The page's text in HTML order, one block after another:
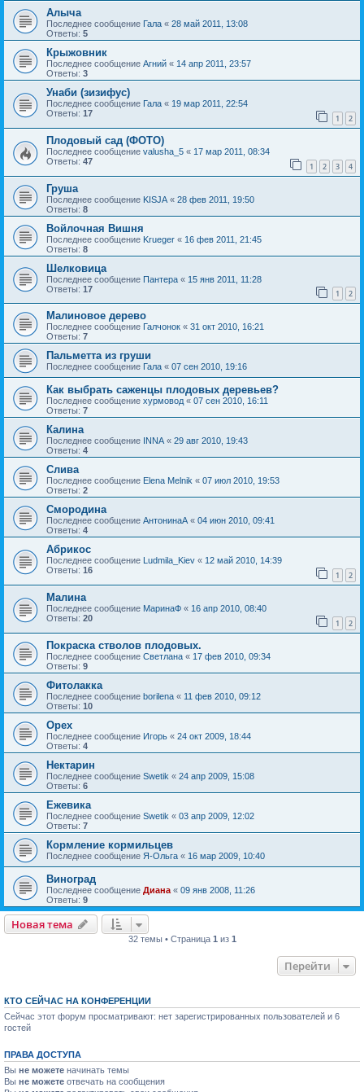
Алыча
Последнее сообщение Гала « 28 май 2011, 13:08
Ответы: 5
Крыжовник
Последнее сообщение Агний « 14 апр 2011, 23:57
Ответы: 3
Унаби (зизифус)
Последнее сообщение Гала « 19 мар 2011, 22:54
Ответы: 17 1 2
Плодовый сад (ФОТО)
Последнее сообщение valusha_5 « 17 мар 2011, 08:34
Ответы: 47 1 2 3 4
Груша
Последнее сообщение KISJA « 28 фев 2011, 19:50
Ответы: 8
Войлочная Вишня
Последнее сообщение Krueger « 16 фев 2011, 21:45
Ответы: 8
Шелковица
Последнее сообщение Пантера « 15 янв 2011, 11:28
Ответы: 17 1 2
Малиновое дерево
Последнее сообщение Галчонок « 31 окт 2010, 16:21
Ответы: 7
Пальметта из груши
Последнее сообщение Гала « 07 сен 2010, 19:16
Как выбрать саженцы плодовых деревьев?
Последнее сообщение хурмовод« 07 сен 2010, 16:11
Ответы: 7
Калина
Последнее сообщение INNA« 29 авг 2010, 19:43
Ответы: 4
Слива
Последнее сообщение Elena Melnik « 07 июл 2010, 19:53
Ответы: 2
Смородина
Последнее сообщение АнтонинаА« 04 июн 2010, 09:41
Ответы: 4
Абрикос
Последнее сообщение Ludmila_Kiev « 12 май 2010, 14:39
Ответы: 16 1 2
Малина
Последнее сообщение МаринаФ « 16 апр 2010, 08:40
Ответы: 20 1 2
Покраска стволов плодовых.
Последнее сообщение Светлана « 17 фев 2010, 09:34
Ответы: 9
Фитолакка
Последнее сообщение borilena « 11 фев 2010, 09:12
Ответы: 10
Орех
Последнее сообщение Игорь « 24 окт 2009, 18:44
Ответы: 4
Нектарин
Последнее сообщение Swetik « 24 апр 2009, 15:08
Ответы: 6
Ежевика
Последнее сообщение Swetik « 03 апр 2009, 12:02
Ответы: 7
Кормление кормильцев
Последнее сообщение Я-Ольга « 16 мар 2009, 10:40
Виноград
Последнее сообщение Диана « 09 янв 2008, 11:26
Ответы: 9
Новая тема
32 темы • Страница 1 из 1
Перейти
КТО СЕЙЧАС НА КОНФЕРЕНЦИИ
Сейчас этот форум просматривают: нет зарегистрированных пользователей и 6
гостей
ПРАВА ДОСТУПА
Вы не можете начинать темы
Вы не можете отвечать на сообщения